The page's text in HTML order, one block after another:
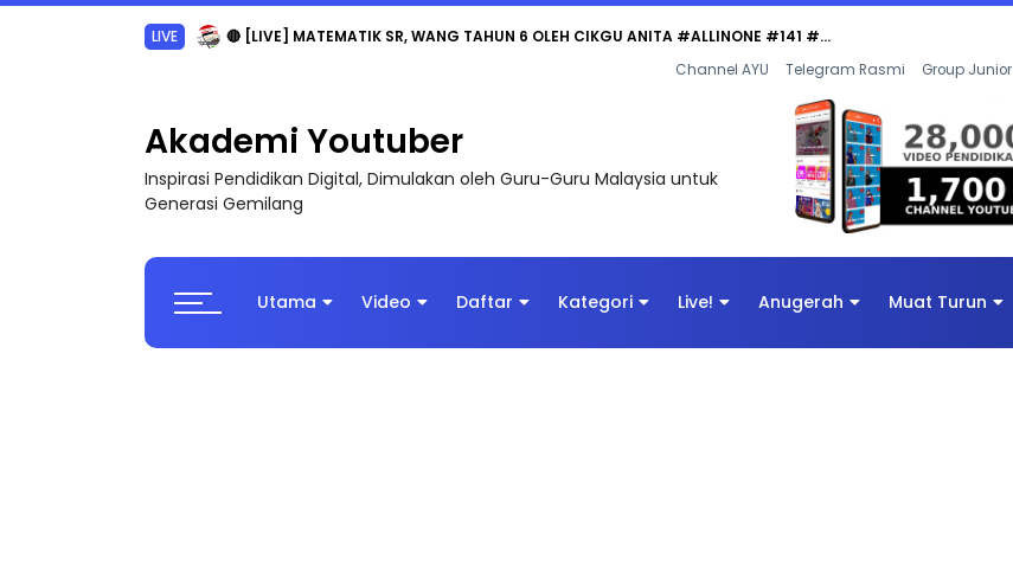
LIVE 🔴 [LIVE] MATEMATIK SR, WANG TAHUN 6 OLEH CIKGU ANITA #ALLINONE #141 #...
Channel AYU Telegram Rasmi Group Junior
Akademi Youtuber
Inspirasi Pendidikan Digital, Dimulakan oleh Guru-Guru Malaysia untuk
Generasi Gemilang
Utama Video Daftar Kategori Live! Anugerah Muat Turun